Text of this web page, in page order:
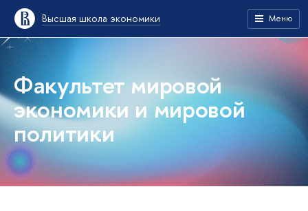
Высшая школа экономики Меню
Факультет мировой
экономики и мировой
политики